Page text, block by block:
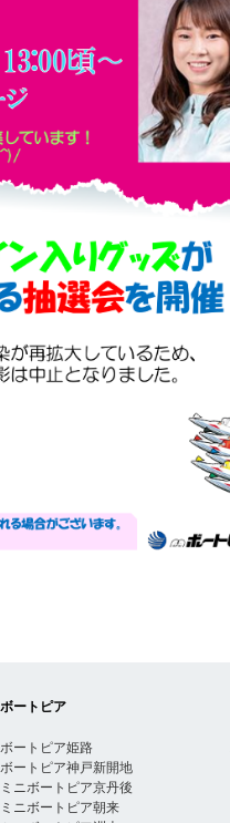
ボートピア
ボートピア姫路
ボートピア神戸新開地
ミニボートピア京丹後
ミニボートピア朝来